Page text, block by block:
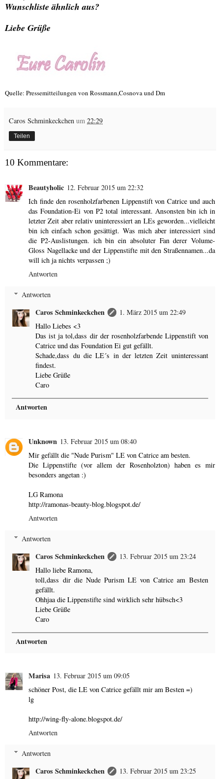
Wunschliste ähnlich aus?
Liebe Grüße
Quelle: Pressemitteilungen von Rossmann,Cosnova und Dm
Caros Schminkeckchen um 22:29
Teilen
10 Kommentare:
Beautyholic 12. Februar 2015 um 22:32
Ich finde den rosenholzfarbenen Lippenstift von Catrice und auch
das Foundation-Ei von P2 total interessant. Ansonsten bin ich in
letzter Zeit aber relativ uninteressiert an LEs geworden...vielleicht
bin ich einfach schon gesättigt. Was mich aber interessiert sind
die P2-Auslistungen. ich bin ein absoluter Fan derer Volume-
Gloss Nagellacke und der Lippenstifte mit den Straßennamen...da
will ich ja nichts verpassen ;)
Antworten
Antworten
Caros Schminkeckchen
1. März 2015 um 22:49
Hallo Liebes <3
Das ist ja tol,dass dir der rosenholzfarbende Lippenstift von
Catrice und das Foundation Ei gut gefällt.
Schade,dass du die LE´s in der letzten Zeit uninteressant
findest.
Liebe Grüße
Caro
Antworten
Unknown 13. Februar 2015 um 08:40
Mir gefällt die "Nude Purism" LE von Catrice am besten.
Die Lippenstifte (vor allem der Rosenholzton) haben es mir
besonders angetan :)
LG Ramona
http://ramonas-beauty-blog.blogspot.de/
Antworten
Antworten
Caros Schminkeckchen
13. Februar 2015 um 23:24
Hallo liebe Ramona,
toll,dass dir die Nude Purism LE von Catrice am Besten
gefällt.
Ohhjaa die Lippenstifte sind wirklich sehr hübsch<3
Liebe Grüße
Caro
Antworten
Marisa 13. Februar 2015 um 09:05
schöner Post, die LE von Catrice gefällt mir am Besten =)
lg
http://wing-fly-alone.blogspot.de/
Antworten
Antworten
Caros Schminkeckchen
13. Februar 2015 um 23:25